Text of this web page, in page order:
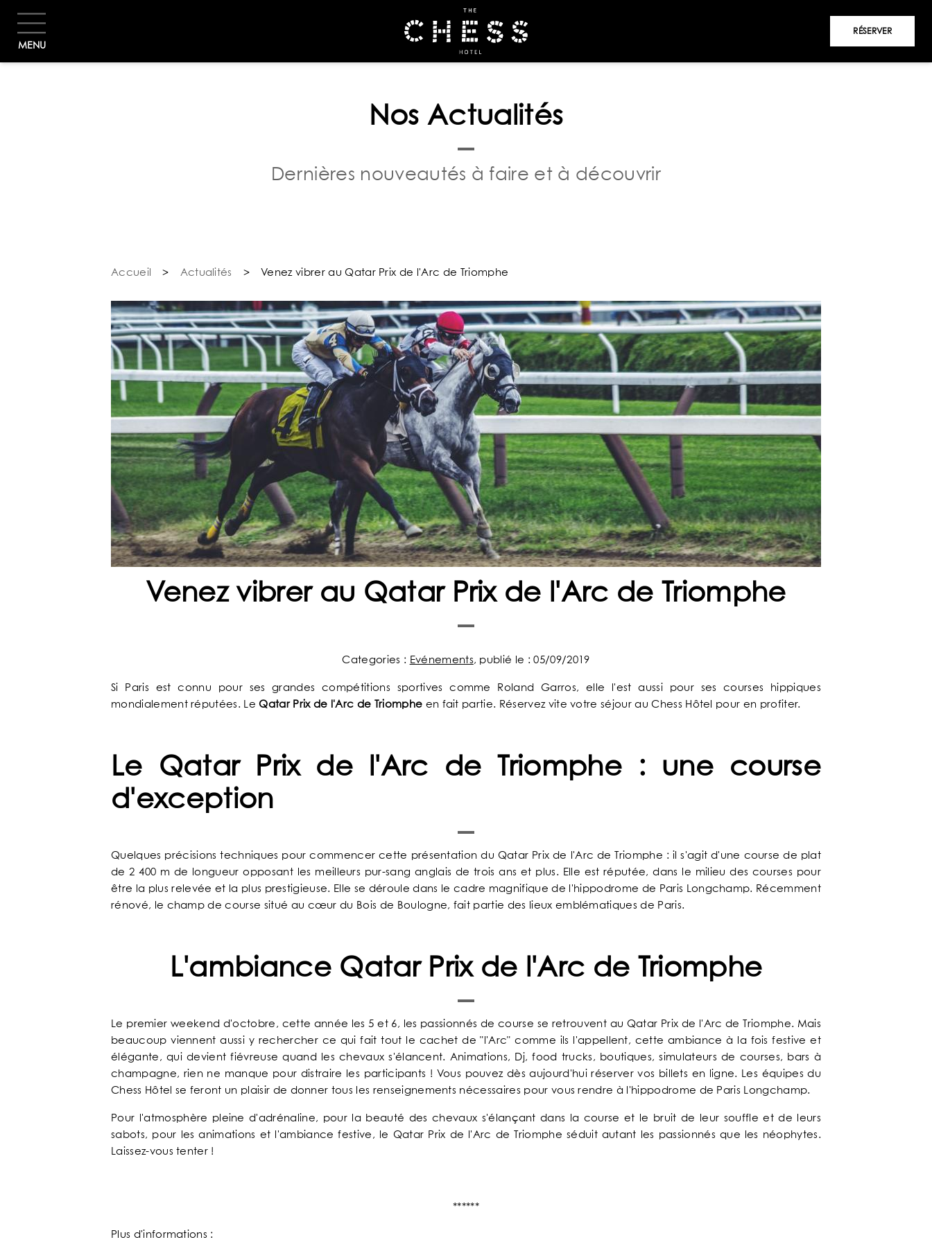
MENU
RÉSERVER
NOS SERVICES
NOS CHAMBRES & SUITES
NOS ENGAGEMENTS
FAQ
DÉCOUVRIR
RÉSERVER
Nos Actualités
Dernières nouveautés à faire et à découvrir
Accueil > Actualités > Venez vibrer au Qatar Prix de l'Arc de Triomphe
Venez vibrer au Qatar Prix de l'Arc de Triomphe
Categories : Evénements, publié le : 05/09/2019
Si Paris est connu pour ses grandes compétitions sportives comme Roland Garros, elle l'est aussi pour ses courses hippiques
mondialement réputées. LeQatar Prix de l'Arc de Triomphe en fait partie. Réservez vite votre séjour au Chess Hôtel pour en profiter.
Le Qatar Prix de l'Arc de Triomphe : une course
d'exception
Quelques précisions techniques pour commencer cette présentation du Qatar Prix de l'Arc de Triomphe : il s'agit d'une course de plat
de 2 400 m de longueur opposant les meilleurs pur-sang anglais de trois ans et plus. Elle est réputée, dans le milieu des courses pour
être la plus relevée et la plus prestigieuse. Elle se déroule dans le cadre magnifique de l'hippodrome de Paris Longchamp. Récemment
rénové, le champ de course situé au cœur du Bois de Boulogne, fait partie des lieux emblématiques de Paris.
L'ambiance Qatar Prix de l'Arc de Triomphe
Le premier weekend d'octobre, cette année les 5 et 6, les passionnés de course se retrouvent au Qatar Prix de l'Arc de Triomphe. Mais
beaucoup viennent aussi y rechercher ce qui fait tout le cachet de "l'Arc" comme ils l'appellent, cette ambiance à la fois festive et
élégante, qui devient fiévreuse quand les chevaux s'élancent. Animations, Dj, food trucks, boutiques, simulateurs de courses, bars à
champagne, rien ne manque pour distraire les participants ! Vous pouvez dès aujourd'hui réserver vos billets en ligne. Les équipes du
Chess Hôtel se feront un plaisir de donner tous les renseignements nécessaires pour vous rendre à l'hippodrome de Paris Longchamp.
Pour l'atmosphère pleine d'adrénaline, pour la beauté des chevaux s'élançant dans la course et le bruit de leur souffle et de leurs
sabots, pour les animations et l'ambiance festive, le Qatar Prix de l'Arc de Triomphe séduit autant les passionnés que les néophytes.
Laissez-vous tenter !
******
Plus d'informations :